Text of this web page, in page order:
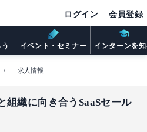
イベント・セミナー インターンを
ログイン 会員登録
求人情報
組織に向き合うSaaSセール